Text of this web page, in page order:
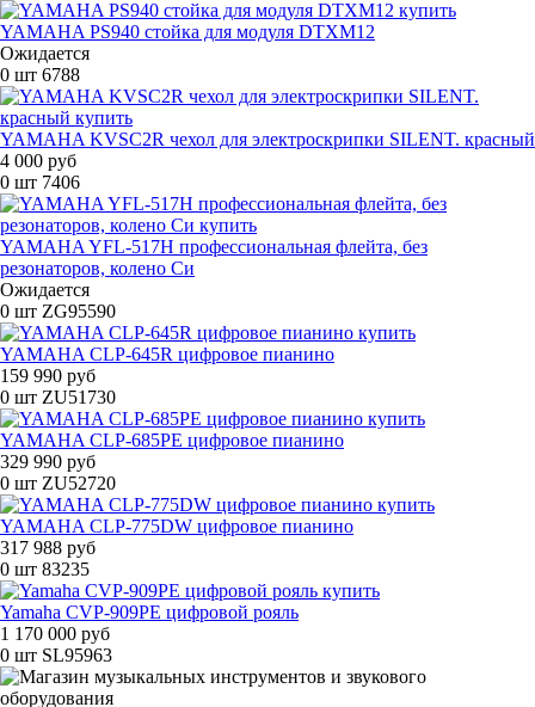
YAMAHA PS940 стойка для модуля DTXM12
Ожидается
0 шт 6788
YAMAHA KVSC2R чехол для электроскрипки SILENT. красный
4 000 руб
0 шт 7406
YAMAHA YFL-517H профессиональная флейта, без
резонаторов, колено Си
Ожидается
0 шт ZG95590
YAMAHA CLP-645R цифровое пианино
159 990 руб
0 шт ZU51730
YAMAHA CLP-685PE цифровое пианино
329 990 руб
0 шт ZU52720
YAMAHA CLP-775DW цифровое пианино
317 988 руб
0 шт 83235
Yamaha CVP-909PE цифровой рояль
1 170 000 руб
0 шт SL95963